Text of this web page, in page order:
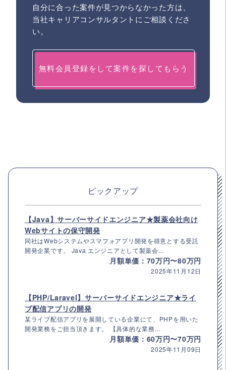
自分に合った案件が見つからなかった方は、
当社キャリアコンサルタントにご相談くださ
い。
無料会員登録をして案件を探してもらう
ピックアップ
【Java】サーバーサイドエンジニア★製薬会社向け
Webサイトの保守開発
同社はWebシステムやスマフォアプリ開発を得意とする受託
開発企業です。 Java エンジニアとして製薬会...
月額単価：70万円〜80万円
2025年11月12日
【PHP/Laravel】サーバーサイドエンジニア★ライ
ブ配信アプリの開発
某ライブ配信アプリを展開している企業にて、PHPを用いた
開発業務をご担当頂きます。 【具体的な業務...
月額単価：60万円〜70万円
2025年11月09日